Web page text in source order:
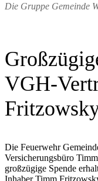
Die Gruppe Gemeinde
VGH-
Die Feuerwehr
Versicherungsbüro
großzügige Spende
Inhaber Timm